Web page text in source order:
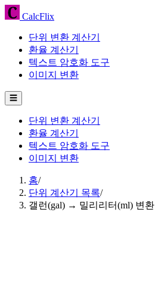
CalcFlix
단위 변환 계산기
환율 계산기
텍스트 암호화 도구
이미지 변환
☰
단위 변환 계산기
환율 계산기
텍스트 암호화 도구
이미지 변환
홈/
단위 계산기 목록/
갤런(gal) → 밀리리터(ml) 변환